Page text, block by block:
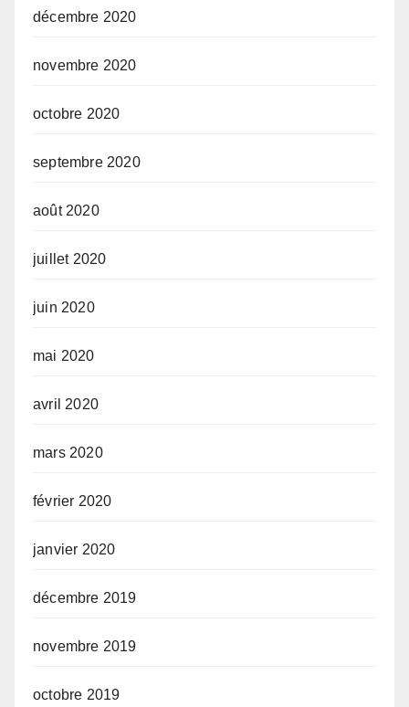
décembre 2020
novembre 2020
octobre 2020
septembre 2020
août 2020
juillet 2020
juin 2020
mai 2020
avril 2020
mars 2020
février 2020
janvier 2020
décembre 2019
novembre 2019
octobre 2019